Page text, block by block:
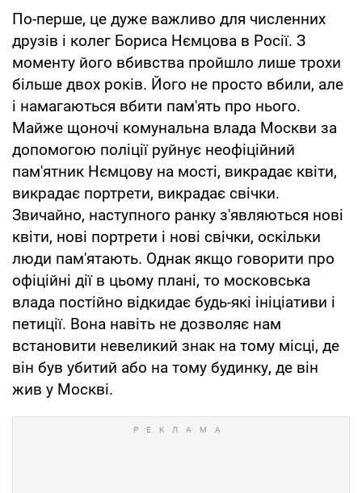
По-перше, це дуже важливо для численних
друзів і колег Бориса Нємцова в Росії. З
моменту його вбивства пройшло лише трохи
більше двох років. Його не просто вбили, але
і намагаються вбити пам'ять про нього.
Майже щоночі комунальна влада Москви за
допомогою поліції руйнує неофіційний
пам'ятник Нємцову на мості, викрадає квіти,
викрадає портрети, викрадає свічки.
Звичайно, наступного ранку з'являються нові
квіти, нові портрети і нові свічки, оскільки
люди пам'ятають. Однак якщо говорити про
офіційні дії в цьому плані, то московська
влада постійно відкидає будь-які ініціативи і
петиції. Вона навіть не дозволяє нам
встановити невеликий знак на тому місці, де
він був убитий або на тому будинку, де він
жив у Москві.